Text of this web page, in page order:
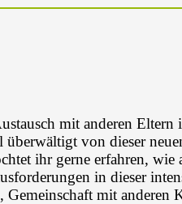
mit anderen Eltern
von dieser
ihr gerne erfahren, wie
in dieser
mit anderen